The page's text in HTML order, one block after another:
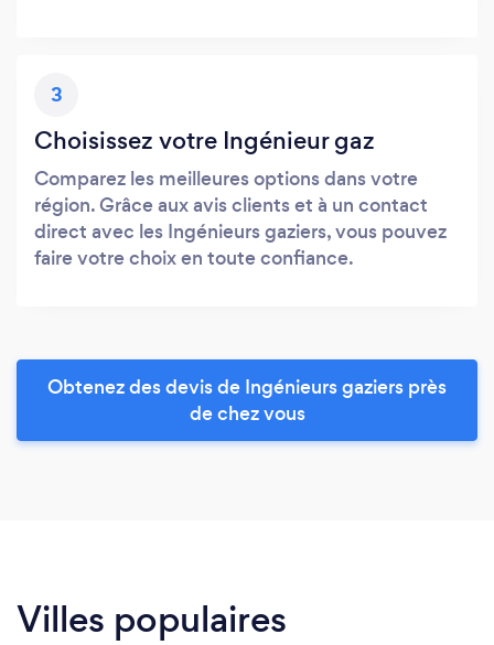
3
Choisissez votre Ingénieur gaz
Comparez les meilleures options dans votre
région. Grâce aux avis clients et à un contact
direct avec les Ingénieurs gaziers, vous pouvez
faire votre choix en toute confiance.
Obtenez des devis de Ingénieurs gaziers près
de chez vous
Villes populaires